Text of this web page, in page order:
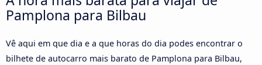
Pamplona para Bilbau
Vê aqui em que dia e a que horas do dia podes encontrar o
bilhete de autocarro mais barato de Pamplona para Bilbau,